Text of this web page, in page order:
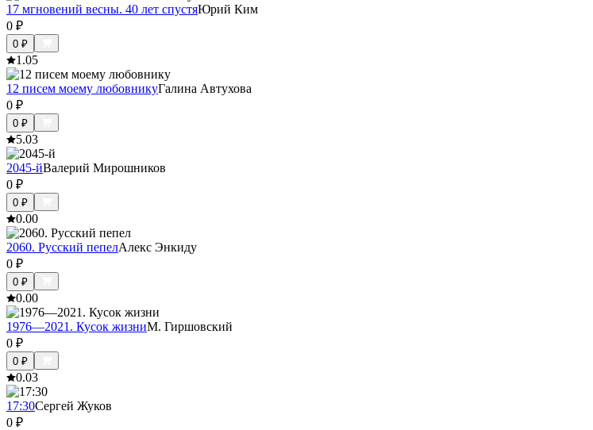
17 мгновений весны. 40 лет спустяЮрий Ким
0 ₽
0 ₽
1.05
12 писем моему любовникуГалина Автухова
0 ₽
0 ₽
5.03
2045-йВалерий Мирошников
0 ₽
0 ₽
0.00
2060. Русский пепелАлекс Энкиду
0 ₽
0 ₽
0.00
1976—2021. Кусок жизниМ. Гиршовский
0 ₽
0 ₽
0.03
17:30Сергей Жуков
0 ₽